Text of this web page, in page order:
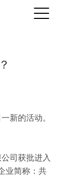
新的活动。
司获批进入
业简称：共